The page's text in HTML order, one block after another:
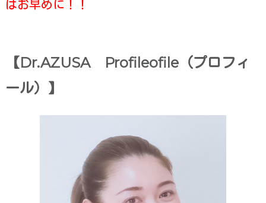
はお早めに！！
【Dr.AZUSAProfileofile（プロフィ
ール）】